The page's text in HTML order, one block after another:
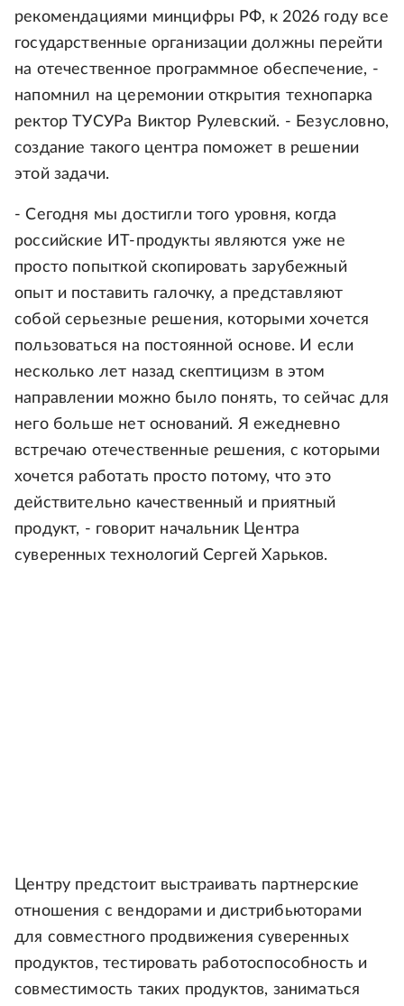
рекомендациями минцифры РФ, к 2026 году все
государственные организации должны перейти
на отечественное программное обеспечение, -
напомнил на церемонии открытия технопарка
ректор ТУСУРа Виктор Рулевский. - Безусловно,
создание такого центра поможет в решении
этой задачи.
- Сегодня мы достигли того уровня, когда
российские ИТ-продукты являются уже не
просто попыткой скопировать зарубежный
опыт и поставить галочку, а представляют
собой серьезные решения, которыми хочется
пользоваться на постоянной основе. И если
несколько лет назад скептицизм в этом
направлении можно было понять, то сейчас для
него больше нет оснований. Я ежедневно
встречаю отечественные решения, с которыми
хочется работать просто потому, что это
действительно качественный и приятный
продукт, - говорит начальник Центра
суверенных технологий Сергей Харьков.
Центру предстоит выстраивать партнерские
отношения с вендорами и дистрибьюторами
для совместного продвижения суверенных
продуктов, тестировать работоспособность и
совместимость таких продуктов, заниматься